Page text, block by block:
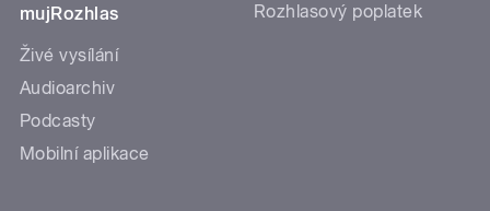
mujRozhlas
Živé vysílání
Audioarchiv
Podcasty
Mobilní aplikace
Rozhlasový poplatek